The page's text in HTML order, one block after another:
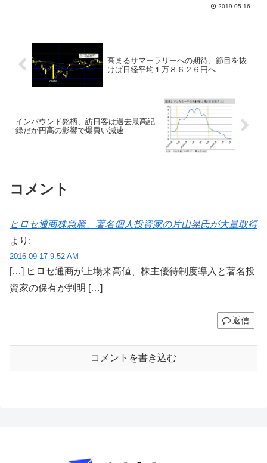
2019.05.16
高まるサマーラリーへの期待、節目を抜
けば日経平均１万８６２６円へ
インバウンド銘柄、訪日客は過去最高記
録だが円高の影響で爆買い減速
コメント
ヒロセ通商株急騰、著名個人投資家の片山晃氏が大量取得
より:
2016-09-17 9:52 AM
[…] ヒロセ通商が上場来高値、株主優待制度導入と著名投
資家の保有が判明 […]
返信
コメントを書き込む